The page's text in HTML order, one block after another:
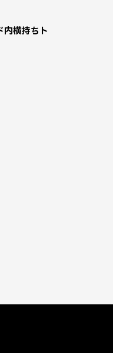
横持ちト